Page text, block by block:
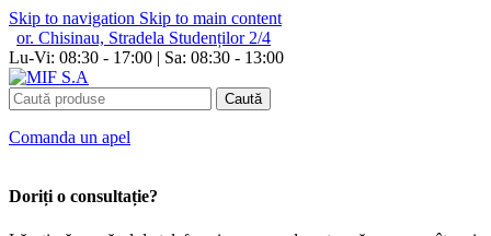
Skip to navigation Skip to main content
or. Chisinau, Stradela Studenților 2/4
Lu-Vi: 08:30 - 17:00 | Sa: 08:30 - 13:00
Caută
Сomanda un apel
Doriți o consultație?